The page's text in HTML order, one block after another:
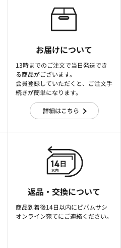
お届けについて
13時までのご注文で当日発送でき
る商品がございます。
会員登録していただくと、ご注文手
続きが簡単になります。
詳細はこちら
返品・交換について
商品到着後14日以内にビバムサシ
オンライン宛てにご連絡ください。